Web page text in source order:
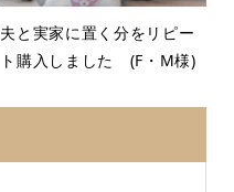
夫と実家に置く分をリピー
ト購入しました (F・M様)